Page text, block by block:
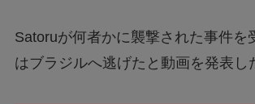
Satoruが何者かに襲撃された事件を
はブラジルへ逃げたと動画を発表し